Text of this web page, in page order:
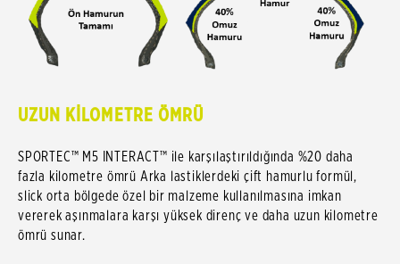
UZUN KİLOMETRE ÖMRÜ
SPORTEC™ M5 INTERACT™ ile karşılaştırıldığında %20 daha
fazla kilometre ömrü Arka lastiklerdeki çift hamurlu formül,
slick orta bölgede özel bir malzeme kullanılmasına imkan
vererek aşınmalara karşı yüksek direnç ve daha uzun kilometre
ömrü sunar.